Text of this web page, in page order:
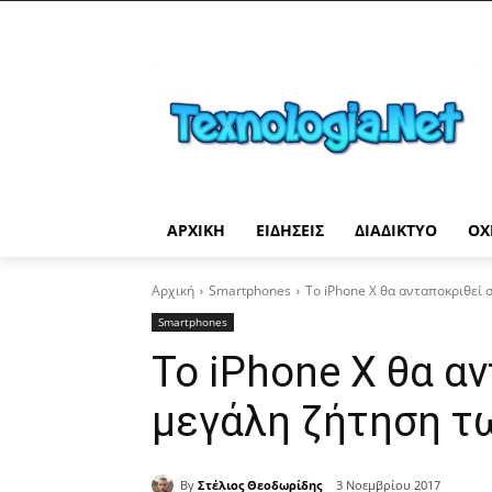
ΑΡΧΙΚΉ ΕΙΔΉΣΕΙΣ ΔΙΑΔΊΚΤΥΟ
Αρχική Smartphones Το iPhone X θα
Smartphones
Το iPhone X θα
μεγάλη ζήτηση
By Στέλιος Θεοδωρίδης 3 Νοεμβρίου 2017